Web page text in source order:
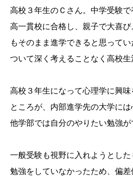
高校３年生のＣさん。中学受験
高一貫校に合格し、親子で大喜
もそのまま進学できると思って
ついて深く考えることなく高校生
高校３年生になって心理学に興味
ところが、内部進学先の大学には
他学部では自分のやりたい勉強が
一般受験も視野に入れようとし
勉強をしていなかったため、偏